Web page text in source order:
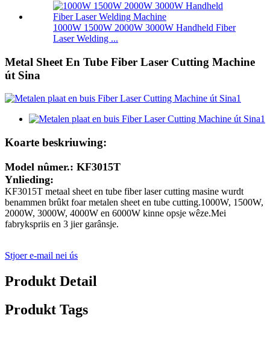
1000W 1500W 2000W 3000W Handheld Fiber
Laser Welding ...
Metal Sheet En Tube Fiber Laser Cutting Machine
út Sina
Koarte beskriuwing:
Model nûmer.: KF3015T
Ynlieding:
KF3015T metaal sheet en tube fiber laser cutting masine wurdt
benammen brûkt foar metalen sheet en tube cutting.1000W, 1500W,
2000W, 3000W, 4000W en 6000W kinne opsje wêze.Mei
fabrykspriis en 3 jier garânsje.
Stjoer e-mail nei ús
Produkt Detail
Produkt Tags